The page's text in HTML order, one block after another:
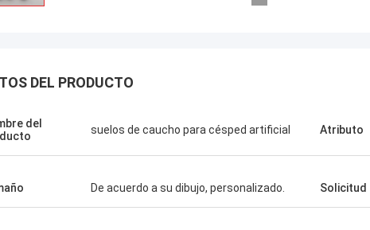
DEL PRODUCTO
del
suelos de caucho para césped artificial Atributo
De acuerdo a su dibujo, personalizado. Solicitud